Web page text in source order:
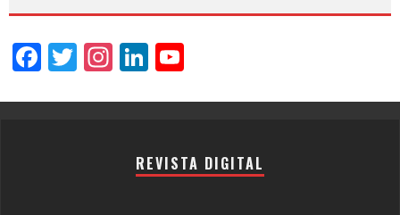
Facebook
Twitter
Instagram
LinkedIn
REVISTA DIGITAL